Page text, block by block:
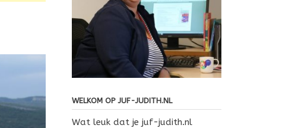
WELKOM OP JUF-JUDITH.NL
Wat leuk dat je juf-judith.nl